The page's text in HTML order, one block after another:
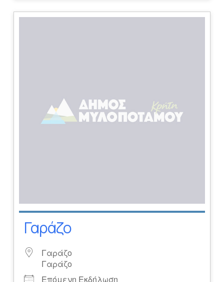
Γαράζο
Γαράζο
Γαράζο
Επόμενη Εκδήλωση